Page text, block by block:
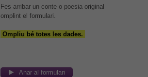
Fes arribar un conte o poesia original
omplint el formulari.
Ompliu bé totes les dades.
Anar al formulari